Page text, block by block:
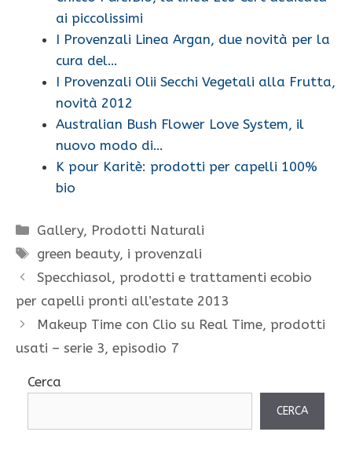
ai piccolissimi
I Provenzali Linea Argan, due novità per la
cura del…
I Provenzali Olii Secchi Vegetali alla Frutta,
novità 2012
Australian Bush Flower Love System, il
nuovo modo di…
K pour Karitè: prodotti per capelli 100%
bio
Categorie
Gallery, Prodotti Naturali
Tag
green beauty, i provenzali
Specchiasol, prodotti e trattamenti ecobio
per capelli pronti all’estate 2013
Makeup Time con Clio su Real Time, prodotti
usati – serie 3, episodio 7
Cerca
CERCA